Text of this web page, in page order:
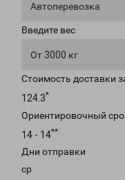
Автоперевозка
Введите вес
От 3000 кг
Стоимость доставки
124.3*
Ориентировочный
14 - 14**
Дни отправки
ср